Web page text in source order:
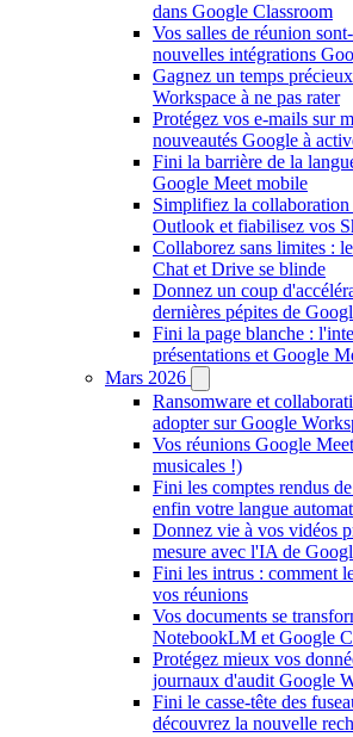
dans Google Classroom
Vos salles de réunion
nouvelles intégrations
Gagnez un temps
Workspace à ne pas rater
Protégez vos e-mails sur
nouveautés Google à
Fini la barrière de la
Google Meet mobile
Simplifiez la collaboration
Outlook et fiabilisez vos
Collaborez sans limites :
Chat et Drive se blinde
Donnez un coup
dernières pépites de
Fini la page blanche :
présentations et Google
Mars 2026
Ransomware et
adopter sur Google
Vos réunions Google
musicales !)
Fini les comptes rendus
enfin votre langue
Donnez vie à vos vidéos
mesure avec l'IA de
Fini les intrus : comment
vos réunions
Vos documents se
NotebookLM et Google
Protégez mieux vos
journaux d'audit Google
Fini le casse-tête des
découvrez la nouvelle